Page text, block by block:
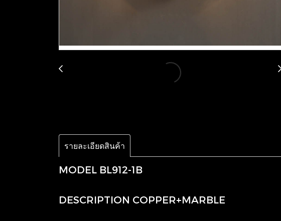
รายละเอียดสินค้า
MODEL BL912-1B
DESCRIPTION COPPER+MARBLE